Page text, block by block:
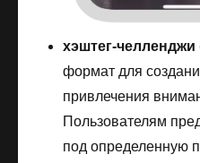
хэштег-
формат для
привлечения
Пользователям
под определенную